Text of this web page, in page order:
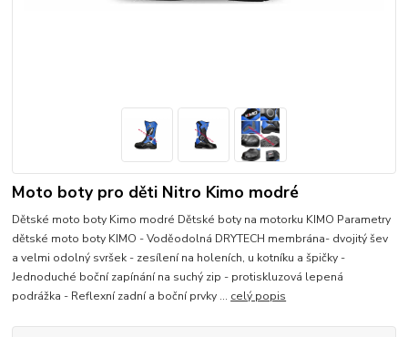
Moto boty pro děti Nitro Kimo modré
Dětské moto boty Kimo modré Dětské boty na motorku KIMO Parametry
dětské moto boty KIMO - Voděodolná DRYTECH membrána- dvojitý šev
a velmi odolný svršek - zesílení na holeních, u kotníku a špičky -
Jednoduché boční zapínání na suchý zip - protiskluzová lepená
podrážka - Reflexní zadní a boční prvky ... celý popis